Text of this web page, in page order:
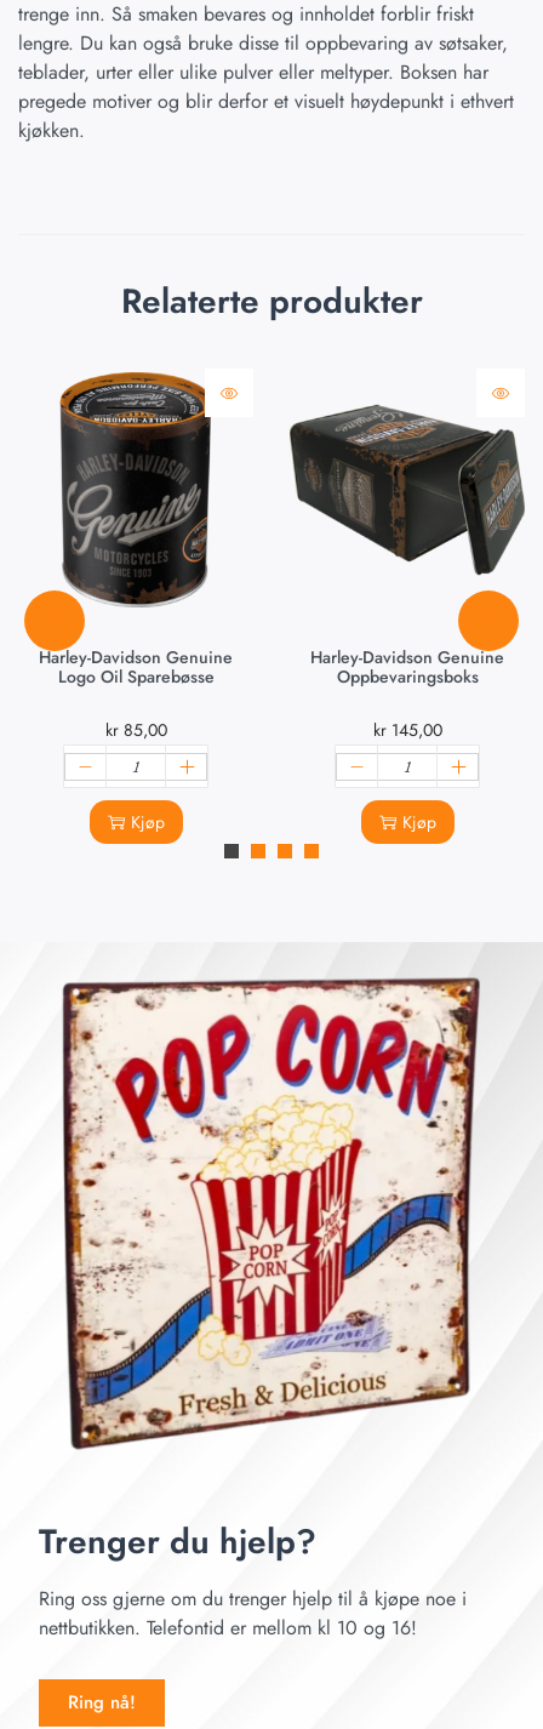
trenge inn. Så smaken bevares og innholdet forblir friskt
lengre. Du kan også bruke disse til oppbevaring av søtsaker,
teblader, urter eller ulike pulver eller meltyper. Boksen har
pregede motiver og blir derfor et visuelt høydepunkt i ethvert
kjøkken.
Relaterte produkter
Harley-Davidson Genuine
Logo Oil Sparebøsse
kr85,00
Kjøp
Harley-Davidson Genuine
Oppbevaringsboks
kr145,00
Kjøp
Trenger du hjelp?
Ring oss gjerne om du trenger hjelp til å kjøpe noe i
nettbutikken. Telefontid er mellom kl 10 og 16!
Ring nå!